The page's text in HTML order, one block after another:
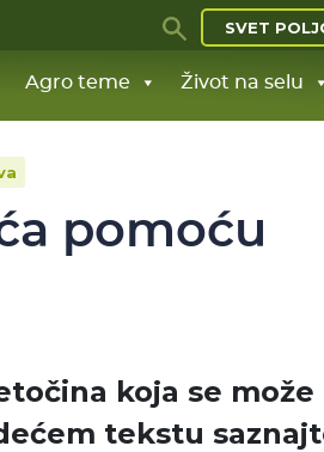
SVET
Agro teme Život na selu
pomoću
koja se može
tekstu